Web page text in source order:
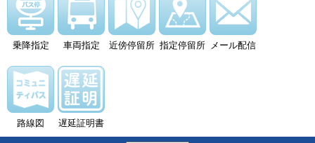
乗降指定 車両指定 近傍停留所 指定停留所 メール配信
路線図 遅延証明書